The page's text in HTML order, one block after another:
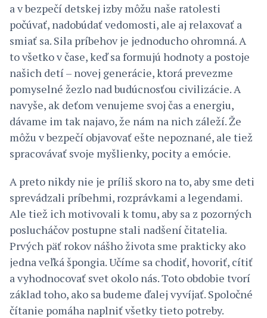
a v bezpečí detskej izby môžu naše ratolesti
počúvať, nadobúdať vedomosti, ale aj relaxovať a
smiať sa. Sila príbehov je jednoducho ohromná. A
to všetko v čase, keď sa formujú hodnoty a postoje
našich detí – novej generácie, ktorá prevezme
pomyselné žezlo nad budúcnosťou civilizácie. A
navyše, ak deťom venujeme svoj čas a energiu,
dávame im tak najavo, že nám na nich záleží. Že
môžu v bezpečí objavovať ešte nepoznané, ale tiež
spracovávať svoje myšlienky, pocity a emócie.
A preto nikdy nie je príliš skoro na to, aby sme deti
sprevádzali príbehmi, rozprávkami a legendami.
Ale tiež ich motivovali k tomu, aby sa z pozorných
poslucháčov postupne stali nadšení čitatelia.
Prvých päť rokov nášho života sme prakticky ako
jedna veľká špongia. Učíme sa chodiť, hovoriť, cítiť
a vyhodnocovať svet okolo nás. Toto obdobie tvorí
základ toho, ako sa budeme ďalej vyvíjať. Spoločné
čítanie pomáha naplniť všetky tieto potreby.